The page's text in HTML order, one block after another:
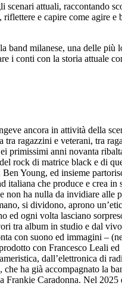
scenari attuali, raccontando
e capire come agire
milanese, una delle più
i conti con la storia attuale
ancora in attività della
tra ragazzini e veterani, tra
primissimi anni novanta
rock di matrice black e di
Young, ed insieme
italiana che produce e crea
non ha nulla da invidiare
si dividono, aprono
ed ogni volta lasciano
tra album in studio e dal
con suono ed immagini –
con Francesco Leali
dall’elettronica di
ha già accompagnato la
Frankie Caradonna. Nel